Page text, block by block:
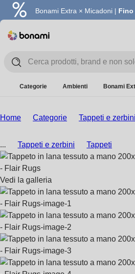
Bonami Extra × Micadoni | Fino
Categorie Ambienti Bonami
Home Categorie Tappeti e zerbini
... Tappeti e zerbini Tappeti
Vedi la galleria